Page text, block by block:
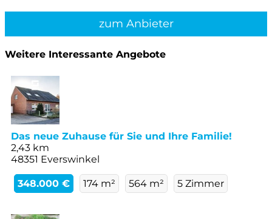
zum Anbieter
Weitere Interessante Angebote
Das neue Zuhause für Sie und Ihre Familie!
2,43 km
48351 Everswinkel
348.000 € 174 m² 564 m² 5 Zimmer